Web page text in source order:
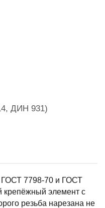
ДИН 931)
ГОСТ 7798-70 и ГОСТ
крепёжный элемент с
резьба нарезана не